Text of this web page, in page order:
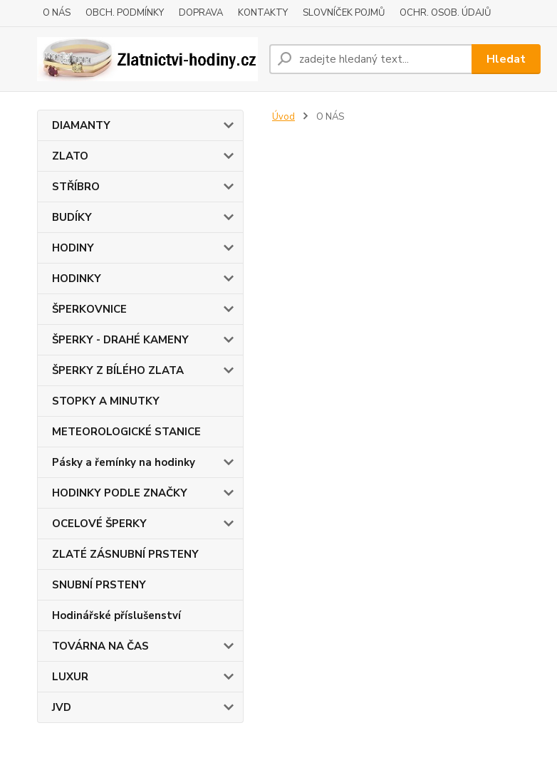
O NÁS OBCH. PODMÍNKY DOPRAVA KONTAKTY SLOVNÍČEK POJMŮ OCHR. OSOB. ÚDAJŮ
Hledat
DIAMANTY
ZLATO
STŘÍBRO
BUDÍKY
HODINY
HODINKY
ŠPERKOVNICE
ŠPERKY - DRAHÉ KAMENY
ŠPERKY Z BÍLÉHO ZLATA
STOPKY A MINUTKY
METEOROLOGICKÉ STANICE
Pásky a řemínky na hodinky
HODINKY PODLE ZNAČKY
OCELOVÉ ŠPERKY
ZLATÉ ZÁSNUBNÍ PRSTENY
SNUBNÍ PRSTENY
Hodinářské příslušenství
TOVÁRNA NA ČAS
LUXUR
JVD
Úvod O NÁS